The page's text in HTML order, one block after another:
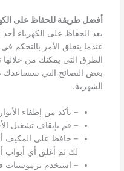
أفضل طريقة للحفاظ على
يعد الحفاظ على الكهرباء أحد
عندما يتعلق الأمر بالتحكم
الطرق التي يمكنك من خلالها
بعض النصائح التي ستساعدك
الشهرية.
– تأكد من إطفاء
– قم بإيقاف تشغيل
– حافظ على المكيف
لك ثم أغلق أي أبواب
– استخدم ترموستات